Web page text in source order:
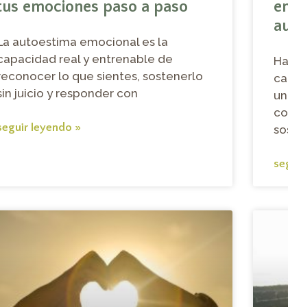
emociones paso a paso
autoestima emocional es la
real y entrenable de
lo que sientes, sostenerlo
juicio y responder con
leyendo »